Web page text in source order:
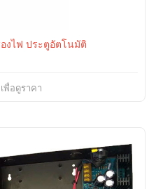
องไฟ ประตูอัตโนมัติ
พื่อดูราคา